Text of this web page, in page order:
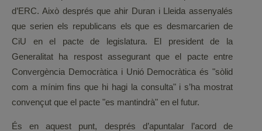
d’ERC. Això després que ahir Duran i Lleida assenyalés
que serien els republicans els que es desmarcarien de
CiU en el pacte de legislatura. El president de la
Generalitat ha respost assegurant que el pacte entre
Convergència Democràtica i Unió Democràtica és "sòlid
com a mínim fins que hi hagi la consulta" i s’ha mostrat
convençut que el pacte "es mantindrà" en el futur.
És en aquest punt, després d’apuntalar l’acord de